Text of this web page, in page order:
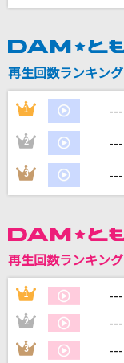
米津玄師
踊ろうぜ
ヨルシカ
かくれんぼ
AliA
てれび戦士
ヒーロー
麻倉未稀
再生回数ランキング
1
2
3
再生回数ランキング
1
2
3